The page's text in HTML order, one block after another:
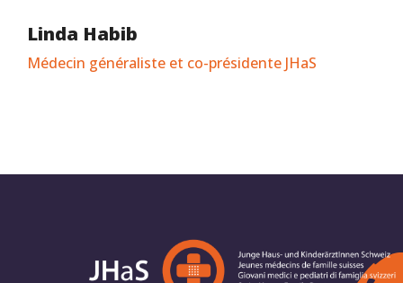
Linda Habib
Médecin généraliste et co-présidente JHaS